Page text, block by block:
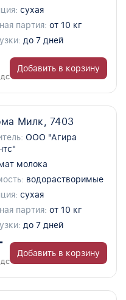
сухая
партия: от 10 кг
до 7 дней
Добавить в корзину
Милк, 7403
ООО "Агира
молока
водорастворимые
сухая
партия: от 10 кг
до 7 дней
Добавить в корзину